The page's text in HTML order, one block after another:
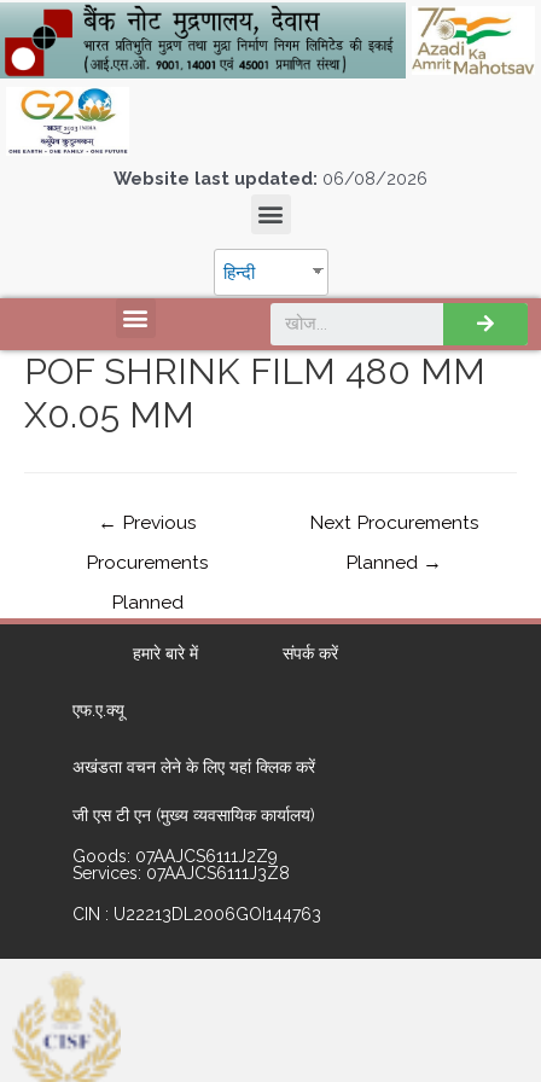
Website last updated: 06/08/2026
हिन्दी
POF SHRINK FILM 480 MM
X0.05 MM
← Previous
Procurements
Planned
Next Procurements
Planned →
हमारे बारे में संपर्क करें
एफ.ए.क्यू
अखंडता वचन लेने के लिए यहां क्लिक करें
जी एस टी एन (मुख्य व्यवसायिक कार्यालय)
Goods: 07AAJCS6111J2Z9
Services: 07AAJCS6111J3Z8
CIN : U22213DL2006GOI144763